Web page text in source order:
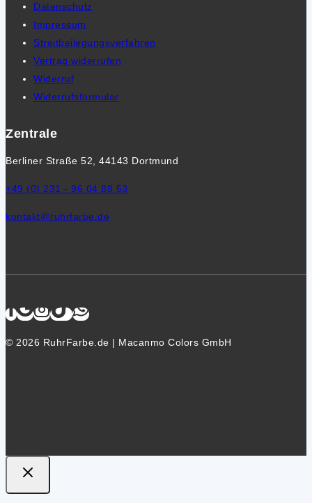
Datenschutz
Impressum
Streitbeilegungsverfahren
Vertrag widerrufen
Widerruf
Widerrufsformular
Zentrale
Berliner Straße 52, 44143 Dortmund
+49 (0) 231 - 96 04 88 53
kontakt@ruhrfarbe.de
© 2026 RuhrFarbe.de | Macanmo Colors GmbH